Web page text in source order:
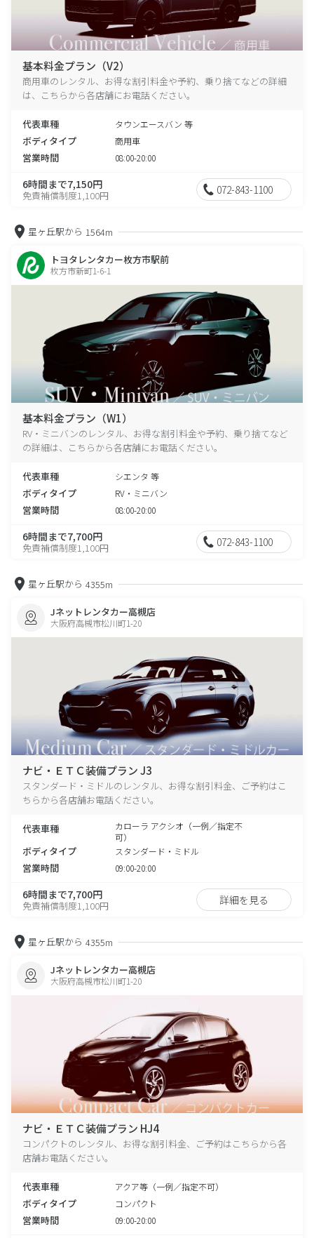
基本料金プラン（V2）
商用車のレンタル、お得な割引料金や予約、乗り捨てなどの詳細
は、こちらから各店舗にお電話ください。
代表車種 タウンエースバン 等
ボディタイプ 商用車
営業時間 08:00-20:00
6時間まで7,150円
免責補償制度1,100円 072-843-1100
星ヶ丘駅から 1564m
トヨタレンタカー枚方市駅前
枚方市新町1-6-1
基本料金プラン（W1）
RV・ミニバンのレンタル、お得な割引料金や予約、乗り捨てなど
の詳細は、こちらから各店舗にお電話ください。
代表車種 シエンタ 等
ボディタイプ RV・ミニバン
営業時間 08:00-20:00
6時間まで7,700円
免責補償制度1,100円 072-843-1100
星ヶ丘駅から 4355m
Jネットレンタカー高槻店
大阪府高槻市松川町1-20
ナビ・ＥＴＣ装備プラン J3
スタンダード・ミドルのレンタル、お得な割引料金、ご予約はこ
ちらから各店舗お電話ください。
代表車種
カローラ アクシオ（一例／指定不
可）
ボディタイプ スタンダード・ミドル
営業時間 09:00-20:00
6時間まで7,700円
免責補償制度1,100円 詳細を見る
星ヶ丘駅から 4355m
Jネットレンタカー高槻店
大阪府高槻市松川町1-20
ナビ・ＥＴＣ装備プラン HJ4
コンパクトのレンタル、お得な割引料金、ご予約はこちらから各
店舗お電話ください。
代表車種 アクア等（一例／指定不可）
ボディタイプ コンパクト
営業時間 09:00-20:00